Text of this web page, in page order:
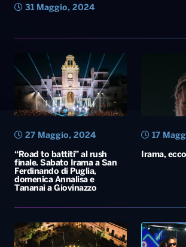
31 Maggio, 2024
“Road to battiti” al rush
finale. Sabato Irama a San
Ferdinando di Puglia,
domenica Annalisa e
Tananai a Giovinazzo
27 Maggio, 2024
Irama,
17